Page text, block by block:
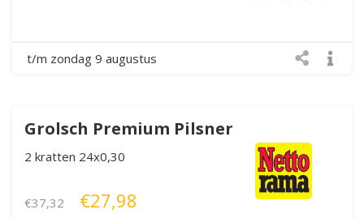
t/m zondag 9 augustus
Grolsch Premium Pilsner
2 kratten 24x0,30
€37,32 €27,98